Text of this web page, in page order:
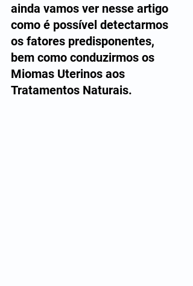
ainda vamos ver nesse artigo
como é possível detectarmos
os fatores predisponentes,
bem como conduzirmos os
Miomas Uterinos aos
Tratamentos Naturais.